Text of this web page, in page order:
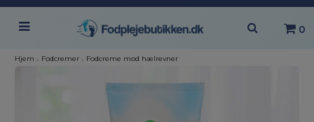
0
Hjem › Fodcremer › Fodcreme mod hælrevner